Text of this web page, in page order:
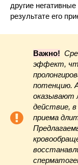
другие
результате его
Важно!
эффект,
потенцию.
оказывают
действие,
приема